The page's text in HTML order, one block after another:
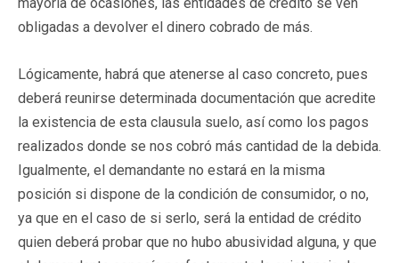
obligadas a devolver el dinero cobrado de más.
Lógicamente, habrá que atenerse al caso concreto, pues
deberá reunirse determinada documentación que acredite
la existencia de esta clausula suelo, así como los pagos
realizados donde se nos cobró más cantidad de la debida.
Igualmente, el demandante no estará en la misma
posición si dispone de la condición de consumidor, o no,
ya que en el caso de si serlo, será la entidad de crédito
quien deberá probar que no hubo abusividad alguna, y que